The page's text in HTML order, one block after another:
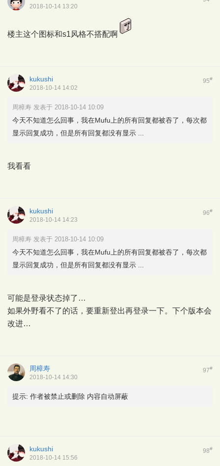
2018-10-14 13:20
楼主这个图标和s1风格不搭配啊
95#
kukushi
2018-10-14 14:02
周樟寿 发表于 2018-10-14 10:09
今天不知道怎么回事，我在Mufu上的所有回复都被吞了，每次都
显示回复成功，但是所有回复都没有显示 ...
我看看
96#
kukushi
2018-10-14 14:23
周樟寿 发表于 2018-10-14 10:09
今天不知道怎么回事，我在Mufu上的所有回复都被吞了，每次都
显示回复成功，但是所有回复都没有显示 ...
可能是登录状态掉了…
如果外野看不了的话，要重新登出再登录一下。下个版本会
改进…
97#
周樟寿
2018-10-14 14:30
提示: 作者被禁止或删除 内容自动屏蔽
98#
kukushi
2018-10-14 15:56